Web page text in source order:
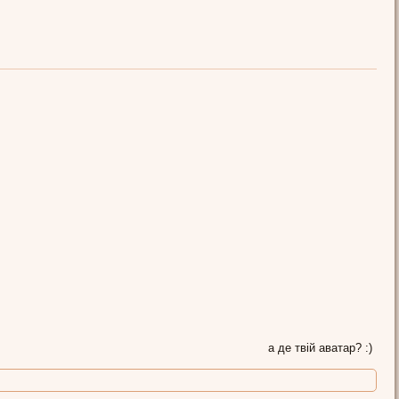
а де твій аватар? :)